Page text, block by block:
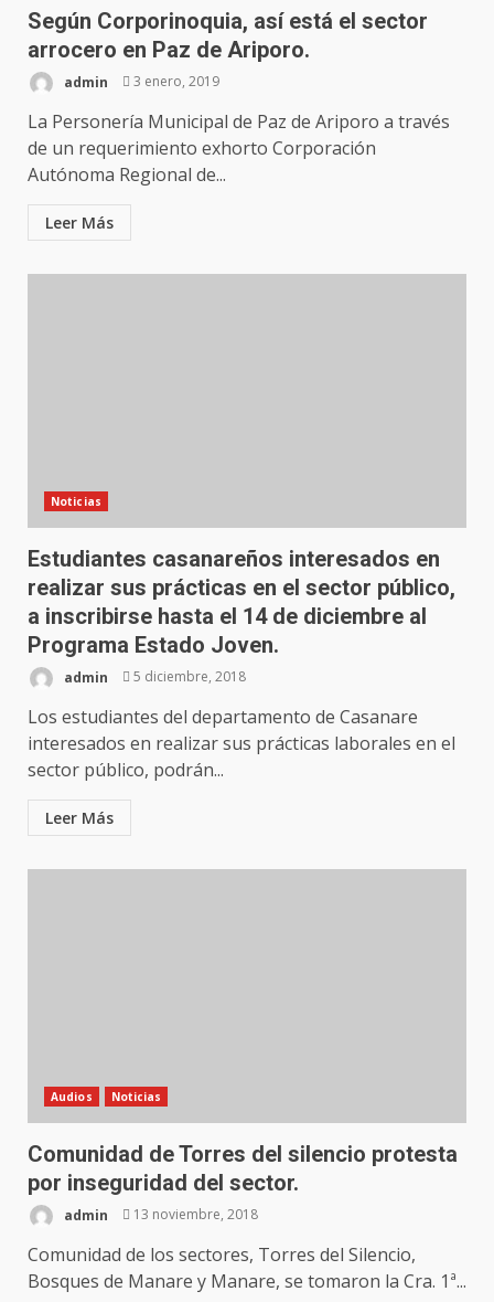
Según Corporinoquia, así está el sector
arrocero en Paz de Ariporo.
admin 3 enero, 2019
La Personería Municipal de Paz de Ariporo a través
de un requerimiento exhorto Corporación
Autónoma Regional de...
Leer Más
Noticias
Estudiantes casanareños interesados en
realizar sus prácticas en el sector público,
a inscribirse hasta el 14 de diciembre al
Programa Estado Joven.
admin 5 diciembre, 2018
Los estudiantes del departamento de Casanare
interesados en realizar sus prácticas laborales en el
sector público, podrán...
Leer Más
Audios Noticias
Comunidad de Torres del silencio protesta
por inseguridad del sector.
admin 13 noviembre, 2018
Comunidad de los sectores, Torres del Silencio,
Bosques de Manare y Manare, se tomaron la Cra. 1ª...